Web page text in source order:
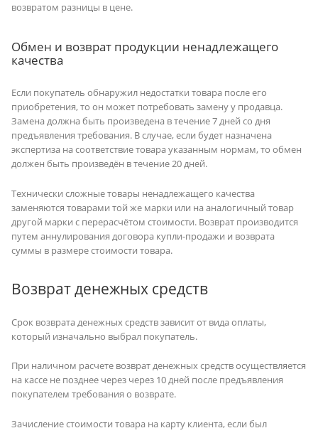
возвратом разницы в цене.
Обмен и возврат продукции ненадлежащего
качества
Если покупатель обнаружил недостатки товара после его
приобретения, то он может потребовать замену у продавца.
Замена должна быть произведена в течение 7 дней со дня
предъявления требования. В случае, если будет назначена
экспертиза на соответствие товара указанным нормам, то обмен
должен быть произведён в течение 20 дней.
Технически сложные товары ненадлежащего качества
заменяются товарами той же марки или на аналогичный товар
другой марки с перерасчётом стоимости. Возврат производится
путем аннулирования договора купли-продажи и возврата
суммы в размере стоимости товара.
Возврат денежных средств
Срок возврата денежных средств зависит от вида оплаты,
который изначально выбрал покупатель.
При наличном расчете возврат денежных средств осуществляется
на кассе не позднее через через 10 дней после предъявления
покупателем требования о возврате.
Зачисление стоимости товара на карту клиента, если был